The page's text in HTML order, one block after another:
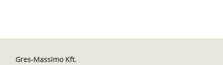
Gres-Massimo Kft.